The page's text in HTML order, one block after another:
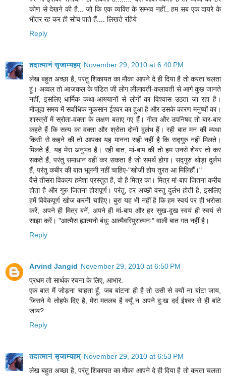
कोण से देखने की है... जो कि एक व्यक्ति के सम्भव नहीं.. हम सब एक दायरे के
भीतर रह कर ही सोच पाते हैं.... लिखते रहिये
Reply
तदात्मानं सृजाम्यहम् November 29, 2010 at 6:40 PM
लेख बहुत अच्छा है, परंतु शिकायत का मौका आपने दे ही दिया है तो करता चलता
हूं। अव्वल तो आजकल के पंडित जी लोग लीलावती-कलावती से आगे कुछ जानते
नहीं, इसलिए धार्मिक कथा-आख्यानों से लोगों का विश्वास उठता जा रहा है।
मौजूदा समय में सर्वाधिक नुकसान ईश्वर का हुआ है और उसके कारण मनुष्यों का।
शास्त्रों में स्रोता-वक्ता के लक्षण बताए गए हैं। गीता और उपनिषद तो बार-बार
कहते हैं कि सत्य का वक्ता और श्रोता दोनों दुर्लभ हैं। रही बात मन की व्यथा
किसी से कहने की तो आपका यह मानना सही नहीं है कि सद्गुरु नहीं मिलते।
मिलते हैं, यह मेरा अनुभव है। रही बात, मां-बाप की तो हम उनसे शेयर तो कर
सकते हैं, परंतु समाधान वहीं कर सकता है जो समर्थ होगा। सद्गुरु थोड़ा दुर्लभ
हैं, परंतु कबीर की बात भूलनी नहीं चाहिए-"खोजी होय तुरत आ मिलिहौं।" ​
​वैसे तीस​रा विकल्प हमेशा प्रस्तुत है, वो है मित्र का। मित्र मां-बाप जितना करीब
होता है और गुरु जितना होशपूर्ण। परंतु, हर अच्छी वस्तु दुर्लभ होती है, इसलिए
हमें विवेकपूर्ण खोज करनी चाहिए। बुरा यह भी नहीं है कि हम स्वयं पर ही भरोसा
करें, अपने ही मित्र बनें, अपने ही मां-बाप और हर सुख-दुख स्वयं ही स्वयं से
साझा करें। "आत्मैस ह्यात्मनो बंधुः आत्मैवरिपुरात्मनः" वाली बात गत नहीं है।
Reply
Arvind Jangid November 29, 2010 at 6:50 PM
प्रथम तो सार्थक रचना के लिए, आभार.
एक बात मैं जोड़ना चाहता हूँ, जब बांटना ही है तो उसी से क्यों ना बांटा जाय,
जिसने ये तोहफे दिए है, मेरा मतलब है क्यूँ न अपने दुःख दर्द ईश्वर से ही बांटे
जाय?
Reply
तदात्मानं सृजाम्यहम् November 29, 2010 at 6:53 PM
लेख बहुत अच्छा है, परंतु शिकायत का मौका आपने दे ही दिया है तो करता चलता